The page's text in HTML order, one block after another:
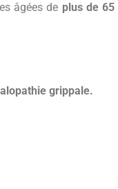
âgées de plus de 65
grippale.